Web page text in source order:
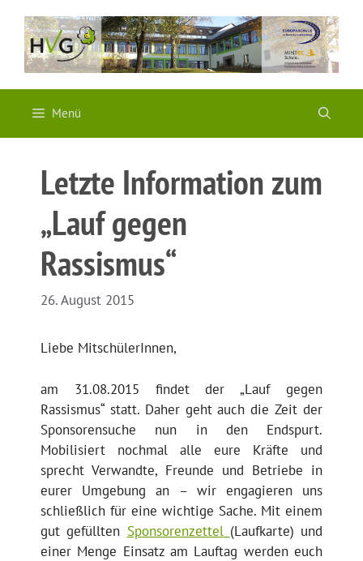
Inhalt
springen
Menü
Letzte Information zum
„Lauf gegen
Rassismus“
26. August 2015
Liebe MitschülerInnen,
am 31.08.2015 findet der „Lauf gegen
Rassismus“ statt. Daher geht auch die Zeit der
Sponsorensuche nun in den Endspurt.
Mobilisiert nochmal alle eure Kräfte und
sprecht Verwandte, Freunde und Betriebe in
eurer Umgebung an – wir engagieren uns
schließlich für eine wichtige Sache. Mit einem
gut gefüllten Sponsorenzettel (Laufkarte) und
einer Menge Einsatz am Lauftag werden euch